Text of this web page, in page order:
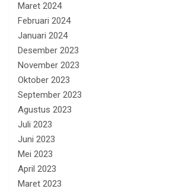
Maret 2024
Februari 2024
Januari 2024
Desember 2023
November 2023
Oktober 2023
September 2023
Agustus 2023
Juli 2023
Juni 2023
Mei 2023
April 2023
Maret 2023